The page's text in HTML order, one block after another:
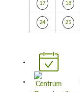
17 18
24 25